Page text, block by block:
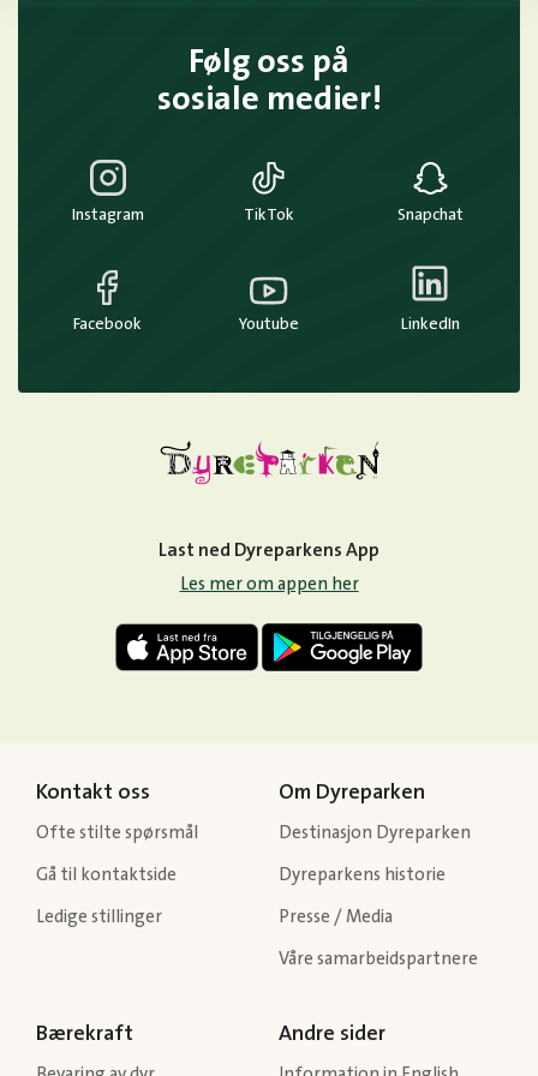
Følg oss på
sosiale medier!
Instagram TikTok Snapchat
Facebook Youtube LinkedIn
Last ned Dyreparkens App
Les mer om appen her
Kontakt oss
Ofte stilte spørsmål
Gå til kontaktside
Ledige stillinger
Om Dyreparken
Destinasjon Dyreparken
Dyreparkens historie
Presse / Media
Våre samarbeidspartnere
Bærekraft Andre sider